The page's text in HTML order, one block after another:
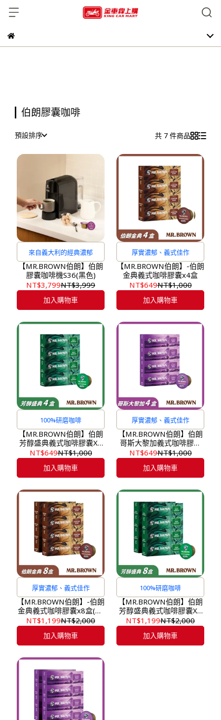
伯朗膠囊咖啡
預設排序 共 7 件商品
來自義大利的經典濃郁
【MR.BROWN伯朗】伯朗
膠囊咖啡機S36(黑色)
NT$3,799NT$3,999
加入購物車
厚實濃郁、義式佳作
【MR.BROWN伯朗】-伯朗
金典義式咖啡膠囊x4盒
NT$649NT$1,000
加入購物車
100%研磨咖啡
【MR.BROWN伯朗】伯朗
芳醇盛典義式咖啡膠囊X4
盒(10入/盒)
NT$649NT$1,000
加入購物車
厚實濃郁、義式佳作
【MR.BROWN伯朗】伯朗
哥斯大黎加義式咖啡膠囊
X4盒(10入/盒)
NT$649NT$1,000
加入購物車
厚實濃郁、義式佳作
【MR.BROWN伯朗】-伯朗
金典義式咖啡膠囊x8盒(10
入/盒)
NT$1,199NT$2,000
加入購物車
100%研磨咖啡
【MR.BROWN伯朗】伯朗
芳醇盛典義式咖啡膠囊X8
盒(10入/盒)
NT$1,199NT$2,000
加入購物車